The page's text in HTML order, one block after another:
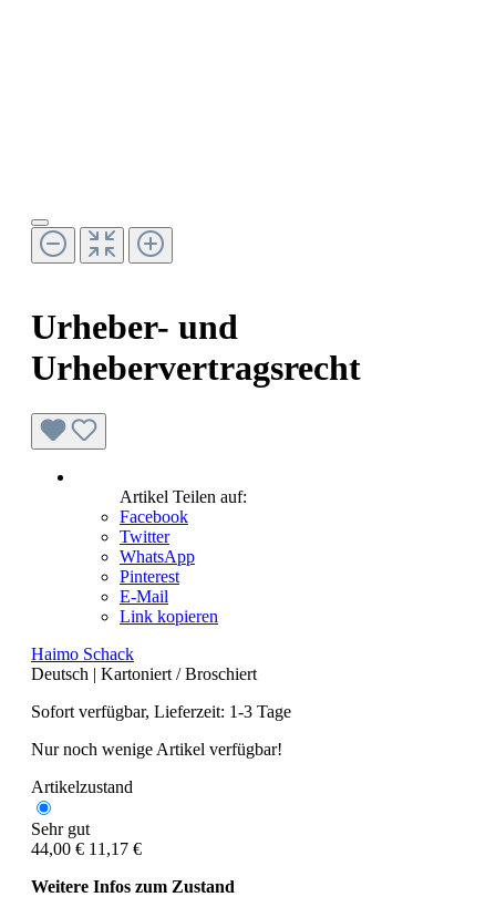
Urheber- und
Urhebervertragsrecht
Artikel Teilen auf:
Facebook
Twitter
WhatsApp
Pinterest
E-Mail
Link kopieren
Haimo Schack
Deutsch | Kartoniert / Broschiert
Sofort verfügbar, Lieferzeit: 1-3 Tage
Nur noch wenige Artikel verfügbar!
Artikelzustand
Sehr gut
44,00 € 11,17 €
Weitere Infos zum Zustand